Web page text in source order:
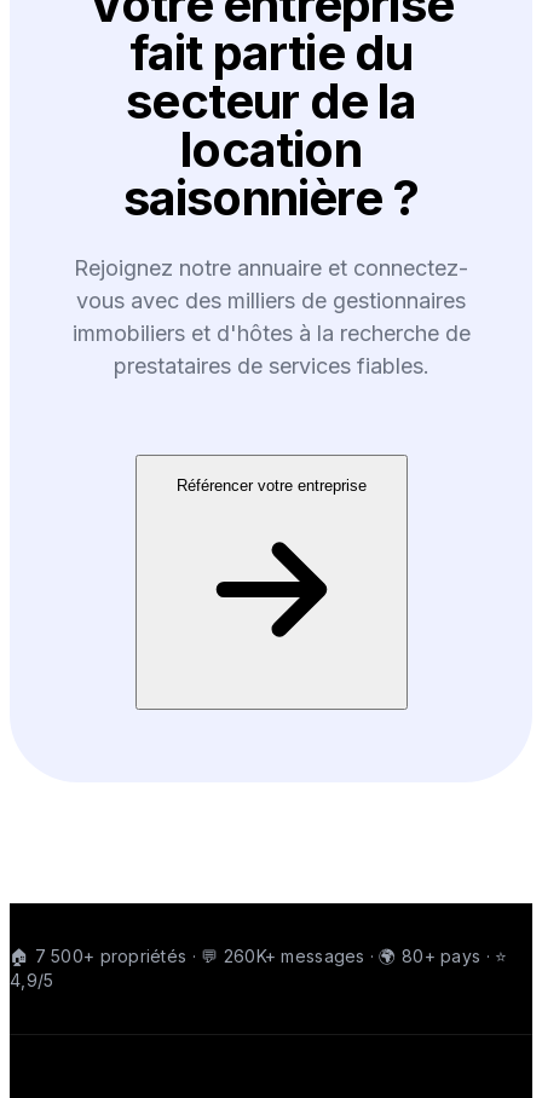
fait partie du
secteur de la
location
saisonnière ?
Rejoignez notre annuaire et connectez-
vous avec des milliers de gestionnaires
immobiliers et d'hôtes à la recherche de
prestataires de services fiables.
Référencer votre entreprise
🏠 7 500+ propriétés · 💬 260K+ messages · 🌍 80+ pays · ⭐
4,9/5